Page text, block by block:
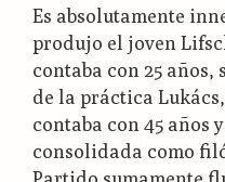
Es absolutamente
produjo el joven
contaba con 25 años,
de la práctica
contaba con 45 años
consolidada como